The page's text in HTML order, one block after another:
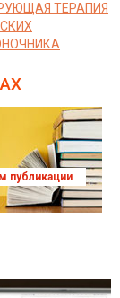
ТЕРАПИЯ
публикации